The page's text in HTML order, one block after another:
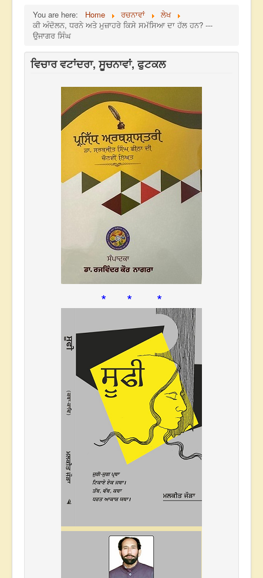
You are here: Home ਰਚਨਾਵਾਂ
ਲੇਖ
ਕੀ ਅੰਦੋਲਨ, ਧਰਨੇ ਅਤੇ ਮੁਜ਼ਾਹਰੇ ਕਿਸੇ ਸਮੱਸਿਆ ਦਾ ਹੱਲ ਹਨ? ---
ਉਜਾਗਰ ਸਿੰਘ
ਵਿਚਾਰ ਵਟਾਂਦਰਾ, ਸੂਚਨਾਵਾਂ, ਫੁਟਕਲ
* * *